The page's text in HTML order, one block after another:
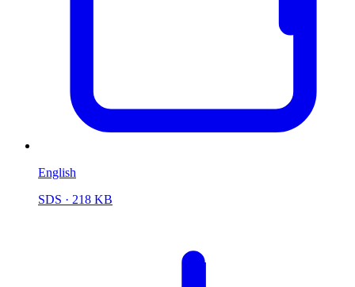
English
SDS · 218 KB